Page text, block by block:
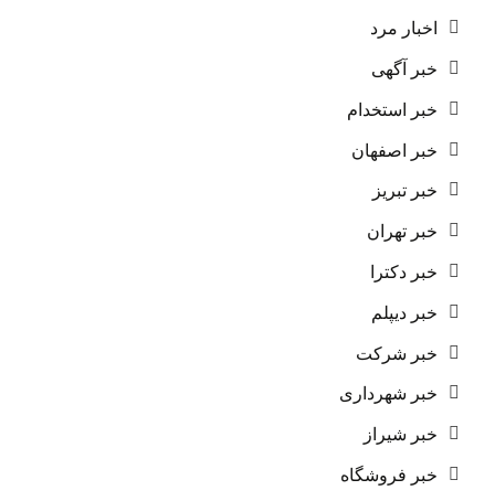
اخبار مرد
خبر آگهی
خبر استخدام
خبر اصفهان
خبر تبریز
خبر تهران
خبر دکترا
خبر دیپلم
خبر شرکت
خبر شهرداری
خبر شیراز
خبر فروشگاه